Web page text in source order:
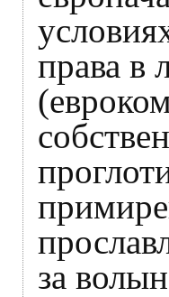
права в
за